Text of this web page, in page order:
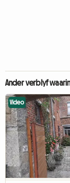
Ander verblyf
Video